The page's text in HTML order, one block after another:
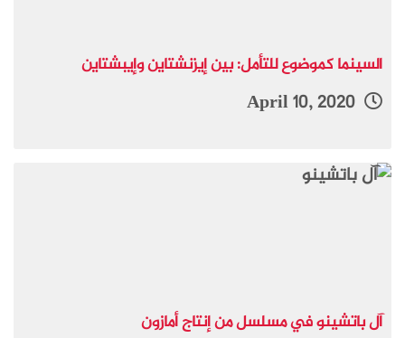
السينما كموضوع للتأمل: بين إيزنشتاين وإيبشتاين
آل باتشينو في مسلسل من إنتاج أمازون